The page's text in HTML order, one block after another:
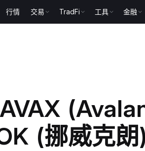
行情 交易 TradFi 工具 金融
(挪威克朗)